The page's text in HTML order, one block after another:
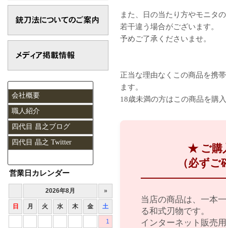
また、日の当たり方やモニタ
若干違う場合がございます。
予めご了承くださいませ。
正当な理由なくこの商品を携
ます。
18歳未満の方はこの商品を購
★ ご購
（必ず
当店の商品は、一本
る和式刃物です。
インターネット販売
会社概要
職人紹介
四代目 昌之ブログ
四代目 晶之 Twitter
営業日カレンダー